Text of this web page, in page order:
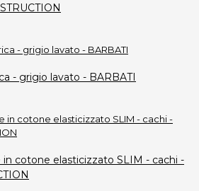
- grigio lavato - BARBATI
in cotone elasticizzato SLIM - cachi -